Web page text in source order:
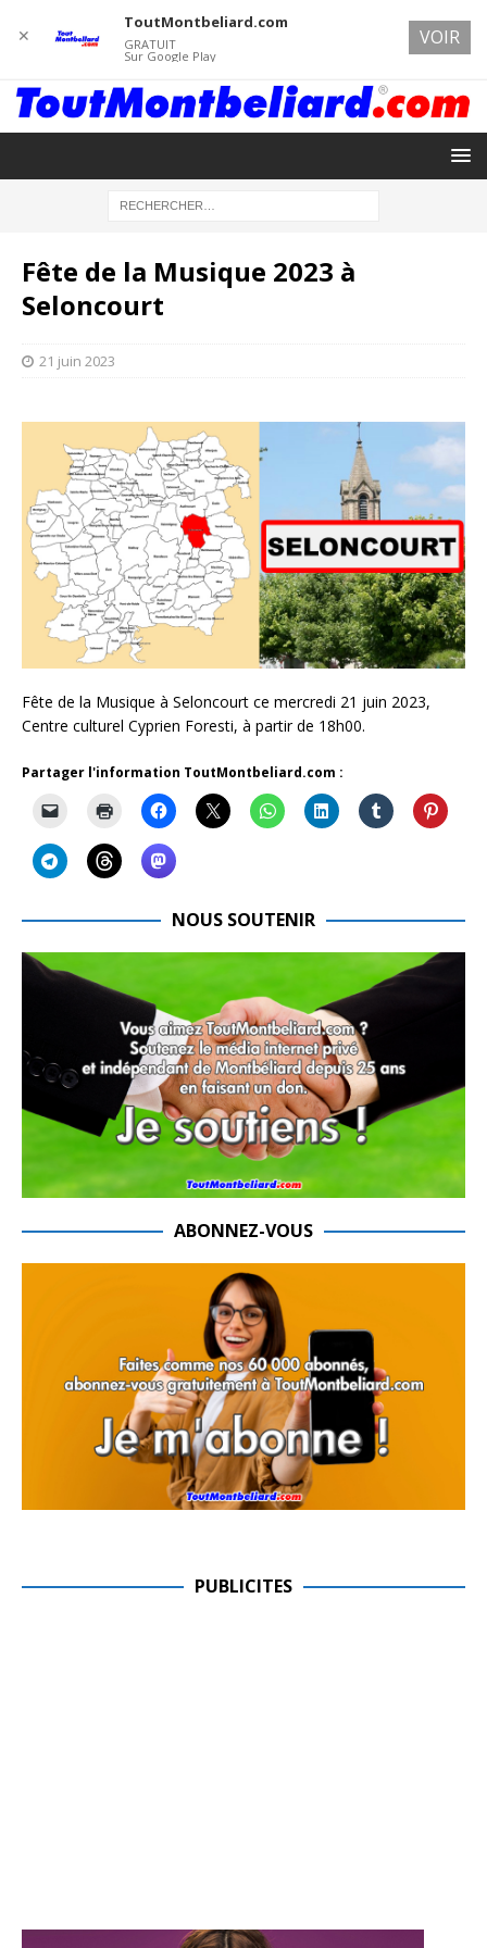
Fête de la Musique 2023 à
Seloncourt
21 juin 2023
Fête de la Musique à Seloncourt ce mercredi 21 juin 2023,
Centre culturel Cyprien Foresti, à partir de 18h00.
Partager l'information ToutMontbeliard.com :
NOUS SOUTENIR
ABONNEZ-VOUS
PUBLICITES
✕
ToutMontbeliard.com
GRATUIT
Sur Google Play
VOIR